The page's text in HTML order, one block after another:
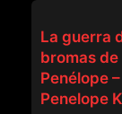
La guerra
bromas de
Penélope –
Penelope